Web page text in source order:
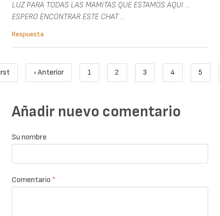
LUZ PARA TODAS LAS MAMITAS QUE ESTAMOS AQUI ...
ESPERO ENCONTRAR ESTE CHAT ...
Respuesta
Paginación
Primera página Página anterior
‹ Anterior
Page
1
Page
2
Page
3
Page
4
Page
5
Añadir nuevo comentario
Su nombre
Comentario *